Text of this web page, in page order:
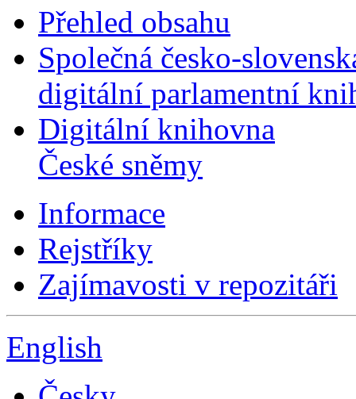
Přehled obsahu
Společná česko-
digitální parlamentní
Digitální knihovna
České sněmy
Informace
Rejstříky
Zajímavosti v repozitáři
English